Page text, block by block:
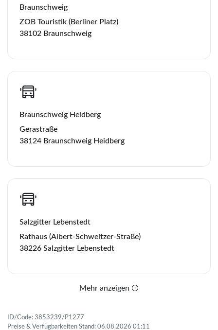
Braunschweig
ZOB Touristik (Berliner Platz)
38102 Braunschweig
Braunschweig Heidberg
Gerastraße
38124 Braunschweig Heidberg
Salzgitter Lebenstedt
Rathaus (Albert-Schweitzer-Straße)
38226 Salzgitter Lebenstedt
Mehr anzeigen
ID/Code: 3853239/P1277
Preise & Verfügbarkeiten Stand: 06.08.2026 01:11